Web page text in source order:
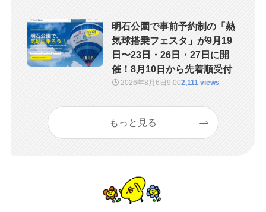
明石公園で事前予約制の「熱
気球搭乗フェスタ」が9月19
日〜23日・26日・27日に開
催！8月10日から先着順受付
2026年8月6日9:002,111 views
もっと見る